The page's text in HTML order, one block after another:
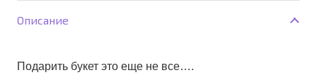
Описание
Подарить букет это еще не все….